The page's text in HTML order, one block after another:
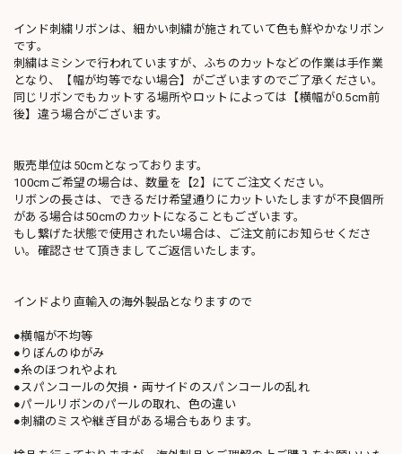
インド刺繍リボンは、細かい刺繍が施されていて色も鮮やかなリボン
です。
刺繍はミシンで行われていますが、ふちのカットなどの作業は手作業
となり、【幅が均等でない場合】がございますのでご了承ください。
同じリボンでもカットする場所やロットによっては【横幅が0.5cm前
後】違う場合がございます。
販売単位は50cmとなっております。
100cmご希望の場合は、数量を【2】にてご注文ください。
リボンの長さは、できるだけ希望通りにカットいたしますが不良個所
がある場合は50cmのカットになることもございます。
もし繋げた状態で使用されたい場合は、ご注文前にお知らせくださ
い。確認させて頂きましてご返信いたします。
インドより直輸入の海外製品となりますので
●横幅が不均等
●りぼんのゆがみ
●糸のほつれやよれ
●スパンコールの欠損・両サイドのスパンコールの乱れ
●パールリボンのパールの取れ、色の違い
●刺繍のミスや継ぎ目がある場合もあります。